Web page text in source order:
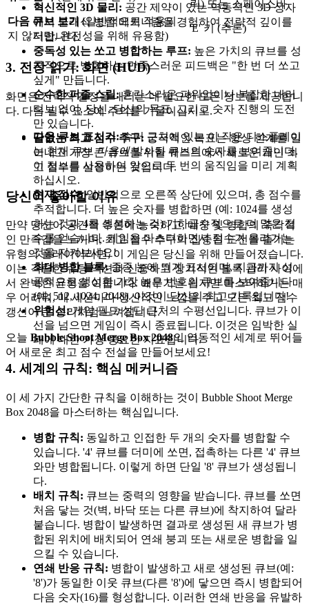
혁신적인 3D 물리: 공간 제약이 있는 역동적인 3D 상자
에서 클래식 병합 메커니즘을 경험하여 전략적 깊이를
더합니다.
중독성 있는 쏘고 병합하는 루프: 높은 가치의 큐브를 성
공적으로 병합하는 만족스러운 피드백은 "한 번 더 쏘고
싶게" 만듭니다.
순수한 퍼즐 스릴:혼란스러운 파워업이나 복잡한 내러
티브 없이, 당신, 당신의 목표, 그리고 숫자 진행의 도전
만 있습니다.
끝없는 최고 점수 추구: 궁극적인 목표는 항상 한계를 밀
어내고 가장 큰 큐브를 위한 퀘스트에서 새로운 개인 최
고 점수를 설정하는 것입니다.
당신이 좋아할 이유
만약 당신이 공간적 추론에 능숙하고, 매칭 및 병합의 즉각적
인 만족감을 느끼며, 최고 점수 추구의 집중된 도전을 즐기는
유형의 플레이어라면, 이 게임은 당신을 위해 만들어졌습니다.
이는 격렬한 슈팅 액션과 신중하고 장기적인 블록 관리 사이에
서 완벽한 균형을 이룹니다. 배우기는 쉽지만 마스터하기는 매
우 어려워, 매 세션마다 생산적인 느낌을 주고 모든 최고 점수
갱신이 큰 승리처럼 느껴집니다.
오늘 Bubble Shoot Merge Box 2048의 역동적인 세계로 뛰어들
어 새로운 최고 점수 전설을 만들어보세요!
릭) 또는 스페이스바
다음 큐브 보기(일반적으로 적용되
지 않지만, 완전성을 위해 유용함)
'E' 키 (추론)
3. 전장 읽기: 화면 (HUD)
화면은 전략적 결정을 내리는 데 필요한 모든 정보를 제공합니
다. 다음 필수 요소에 주의를 기울이십시오.
다음 큐브 표시기:슈터 근처에 있는 이 작은 디스플레이
는 현재 큐브다음에발사될 큐브의 숫자를 보여줍니다.
이 정보를 사용하여 앞으로 두 번의 움직임을 미리 계획
하십시오.
현재 점수:일반적으로 오른쪽 상단에 있으며, 총 점수를
추적합니다. 더 높은 숫자를 병합하면 (예: 1024를 생성
하는 것과 4를 생성하는 것) 기하급수적으로 더 많은 점
수를 얻습니다. 게임을 마스터하면서 점수가 올라가는
것을 지켜보세요!
최대 병합 블록:종종 눈에 띄게 표시되며, 지금까지 성
공적으로 생성한 가장 높은 번호의 큐브를 보여줍니다
(예: 512, 1024, 2048). 이것이 당신의 최고 기록입니다!
위험선:게임 필드 상단 근처의 수평선입니다. 큐브가 이
선을 넘으면 게임이 즉시 종료됩니다. 이것은 임박한 실
패에 대한 가장 중요한 지표입니다.
4. 세계의 규칙: 핵심 메커니즘
이 세 가지 간단한 규칙을 이해하는 것이 Bubble Shoot Merge
Box 2048을 마스터하는 핵심입니다.
병합 규칙: 동일하고 인접한 두 개의 숫자를 병합할 수
있습니다. '4' 큐브를 더미에 쏘면, 접촉하는 다른 '4' 큐브
와만 병합됩니다. 이렇게 하면 단일 '8' 큐브가 생성됩니
다.
배치 규칙: 큐브는 중력의 영향을 받습니다. 큐브를 쏘면
처음 닿는 것(벽, 바닥 또는 다른 큐브)에 착지하여 달라
붙습니다. 병합이 발생하면 결과로 생성된 새 큐브가 병
합된 위치에 배치되어 연쇄 붕괴 또는 새로운 병합을 일
으킬 수 있습니다.
연쇄 반응 규칙: 병합이 발생하고 새로 생성된 큐브(예:
'8')가 동일한 이웃 큐브(다른 '8')에 닿으면 즉시 병합되어
다음 숫자(16)를 형성합니다. 이러한 연쇄 반응을 유발하